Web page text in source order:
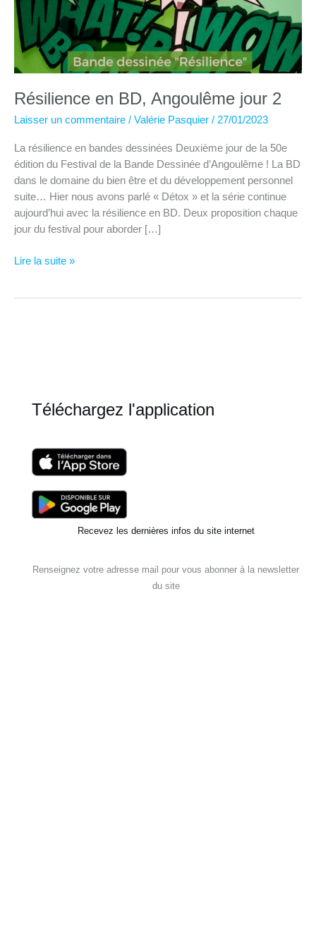
Résilience en BD, Angoulême jour 2
Laisser un commentaire / Valérie Pasquier / 27/01/2023
La résilience en bandes dessinées Deuxième jour de la 50e
édition du Festival de la Bande Dessinée d’Angoulême ! La BD
dans le domaine du bien être et du développement personnel
suite… Hier nous avons parlé « Détox » et la série continue
aujourd’hui avec la résilience en BD. Deux proposition chaque
jour du festival pour aborder […]
Résilience
Lire la suite »
Téléchargez l'application
Recevez les dernières infos du site internet
Renseignez votre adresse mail pour vous abonner à la newsletter
du site